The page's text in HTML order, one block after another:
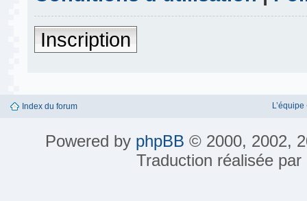
Inscription
Index du forum L’équipe
Powered by phpBB © 2000, 2002,
Traduction réalisée par